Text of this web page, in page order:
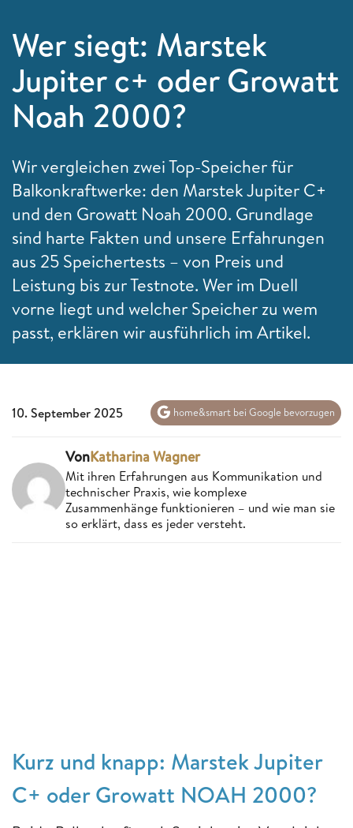
Wer siegt: Marstek
Jupiter c+ oder Growatt
Noah 2000?
Wir vergleichen zwei Top-Speicher für
Balkonkraftwerke: den Marstek Jupiter C+
und den Growatt Noah 2000. Grundlage
sind harte Fakten und unsere Erfahrungen
aus 25 Speichertests – von Preis und
Leistung bis zur Testnote. Wer im Duell
vorne liegt und welcher Speicher zu wem
passt, erklären wir ausführlich im Artikel.
10. September 2025 home&smart bei Google bevorzugen
VonKatharina Wagner
Mit ihren Erfahrungen aus Kommunikation und
technischer Praxis, wie komplexe
Zusammenhänge funktionieren – und wie man sie
so erklärt, dass es jeder versteht.
Kurz und knapp: Marstek Jupiter
C+ oder Growatt NOAH 2000?